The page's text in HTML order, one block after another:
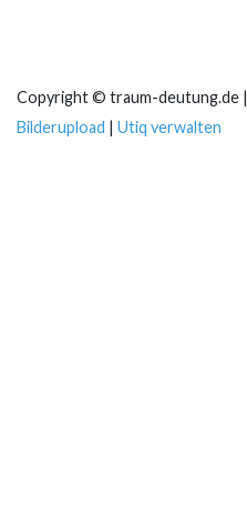
Copyright © traum-deutung.de |
Bilderupload | Utiq verwalten